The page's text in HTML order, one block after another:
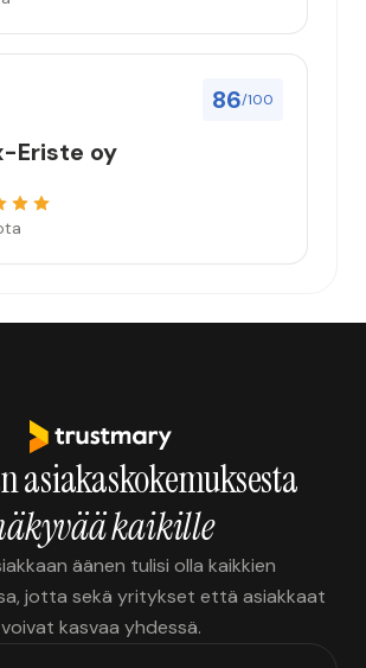
86/100
Eriste oy
asiakaskokemuksesta
kaikille
äänen tulisi olla kaikkien
jotta sekä yritykset että asiakkaat
voivat kasvaa yhdessä.